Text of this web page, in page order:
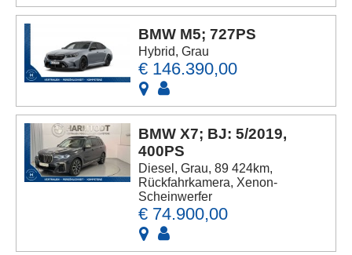
BMW M5; 727PS
Hybrid, Grau
€ 146.390,00
BMW X7; BJ: 5/2019,
400PS
Diesel, Grau, 89 424km,
Rückfahrkamera, Xenon-
Scheinwerfer
€ 74.900,00